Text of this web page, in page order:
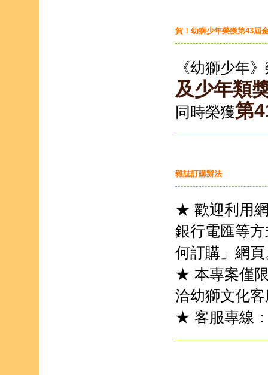
賀！幼獅少年榮獲第43屆
《幼獅少年
及少年類
同時榮獲第
雜誌訂購辦法
★ 歡迎利用
銀行電匯等
何訂購」網
★ 本專案僅
洽幼獅文化
★ 客服專線